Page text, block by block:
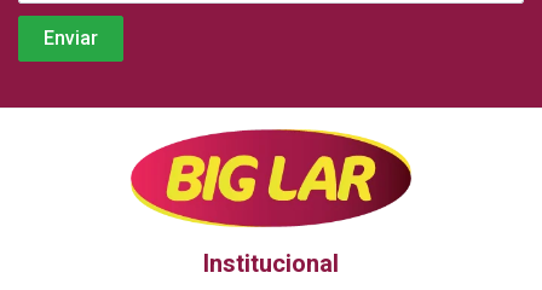
Institucional